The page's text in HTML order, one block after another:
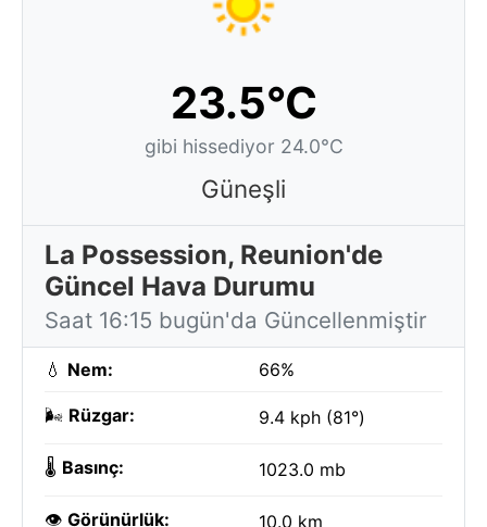
23.5°C
gibi hissediyor 24.0°C
Güneşli
La Possession, Reunion'de
Güncel Hava Durumu
Saat 16:15 bugün'da Güncellenmiştir
💧 Nem: 66%
🌬️ Rüzgar: 9.4 kph (81°)
🌡️ Basınç: 1023.0 mb
👁️ Görünürlük: 10.0 km